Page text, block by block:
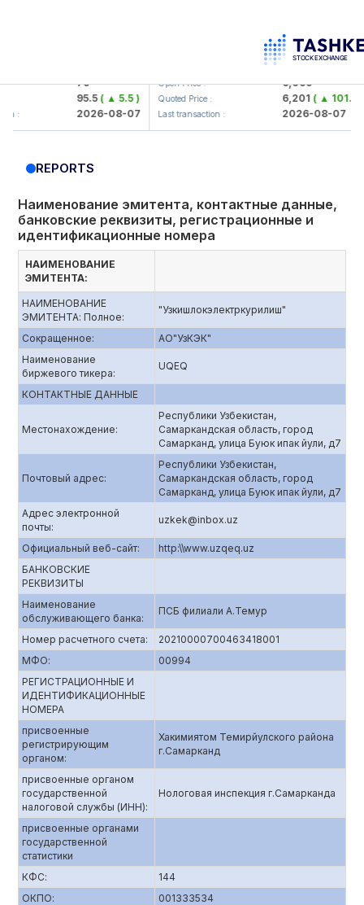
79
95.5( ▲ 5.5 )
2026-08-07
UZMK (<O'zmetkombinat> AJ)
Open Price : 6,099
Quoted Price : 6,201( ▲ 101.04 )
Last transaction : 2026-08-07
REPORTS
Наименование эмитента, контактные данные,
банковские реквизиты, регистрационные и
идентификационные номера
НАИМЕНОВАНИЕ
ЭМИТЕНТА:
НАИМЕНОВАНИЕ
ЭМИТЕНТА: Полное:
"Узкишлокэлектркурилиш"
Сокращенное:
АО"УзКЭК"
Наименование
биржевого тикера:
UQEQ
КОНТАКТНЫЕ ДАННЫЕ
Местонахождение:
Республики Узбекистан,
Самаркандская область, город
Самарканд, улица Буюк ипак йули, д7
Почтовый адрес:
Республики Узбекистан,
Самаркандская область, город
Самарканд, улица Буюк ипак йули, д7
Адрес электронной
почты:
uzkek@inbox.uz
Официальный веб-сайт:
http:\\www.uzqeq.uz
БАНКОВСКИЕ
РЕКВИЗИТЫ
Наименование
обслуживающего банка:
ПСБ филиали А.Темур
Номер расчетного счета:
20210000700463418001
МФО:
00994
РЕГИСТРАЦИОННЫЕ И
ИДЕНТИФИКАЦИОННЫЕ
НОМЕРА
присвоенные
регистрирующим
органом:
Хакимиятом Темирйулского района
г.Самарканд
присвоенные органом
государственной
налоговой службы (ИНН):
Нологовая инспекция г.Самарканда
присвоенные органами
государственной
статистики
КФС:
144
ОКПО:
001333534